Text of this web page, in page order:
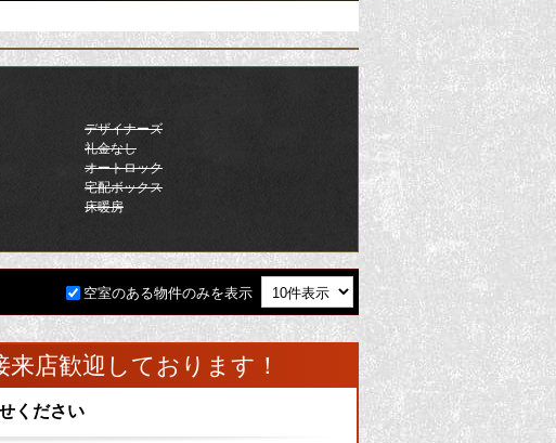
デザイナーズ
礼金なし
オートロック
宅配ボックス
床暖房
空室のある物件のみを表示
来店歓迎しております！
ください